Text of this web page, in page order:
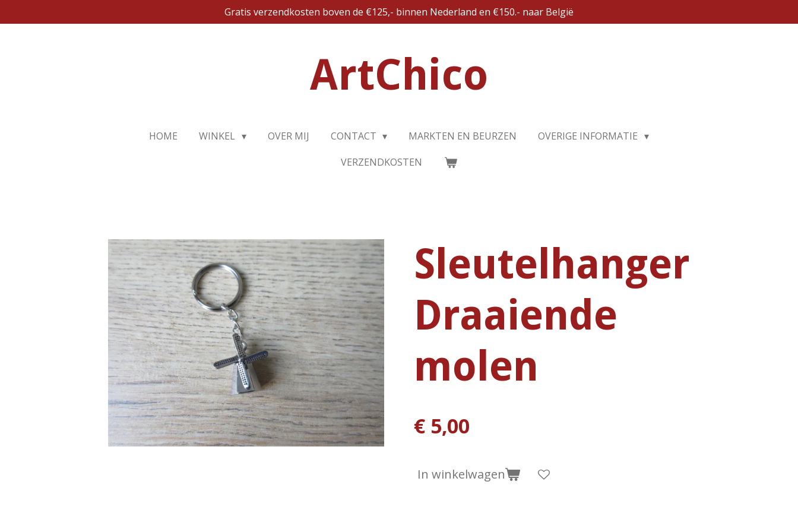
direct
Gratis verzendkosten boven de €125,- binnen Nederland en €150.- naar België
ArtChico
HOME WINKEL OVER MIJ CONTACT MARKTEN EN BEURZEN
OVERIGE INFORMATIE
VERZENDKOSTEN
Sleutelhanger
Draaiende
molen
€ 5,00
In winkelwagen